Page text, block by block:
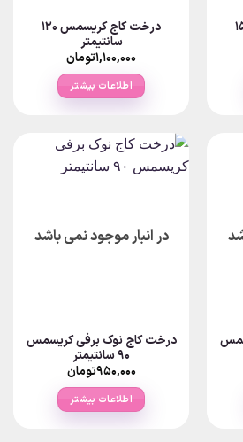
۱۵۰
درخت کاج کریسمس ۱۲۰
سانتیمتر
۱,۱۰۰,۰۰۰تومان
اطلاعات بیشتر
در انبار موجود نمی باشد
درخت کاج نوک برفی کریسمس
۹۰ سانتیمتر
۹۵۰,۰۰۰تومان
اطلاعات بیشتر